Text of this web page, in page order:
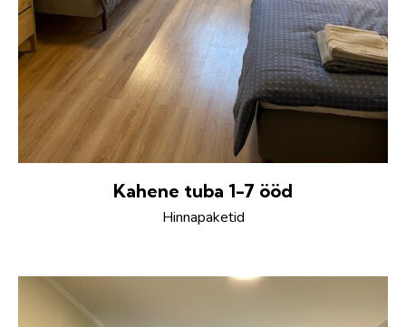
Kahene tuba 1-7 ööd
Hinnapaketid